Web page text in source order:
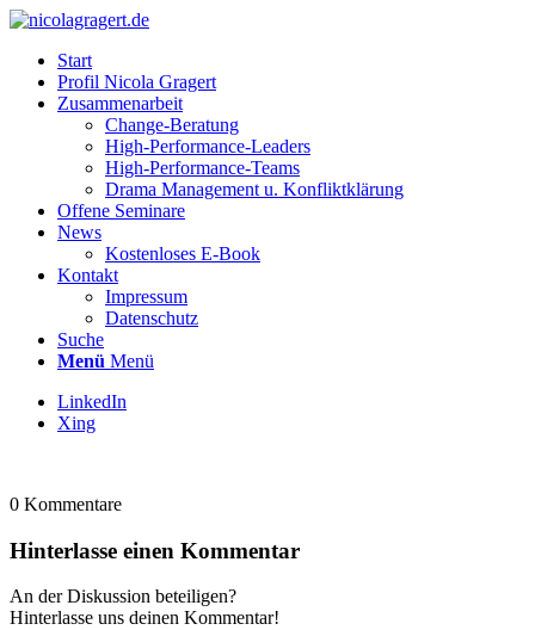
Start
Profil Nicola Gragert
Zusammenarbeit
Change-Beratung
High-Performance-Leaders
High-Performance-Teams
Drama Management u. Konfliktklärung
Offene Seminare
News
Kostenloses E-Book
Kontakt
Impressum
Datenschutz
Suche
Menü Menü
LinkedIn
Xing
0 Kommentare
Hinterlasse einen Kommentar
An der Diskussion beteiligen?
Hinterlasse uns deinen Kommentar!